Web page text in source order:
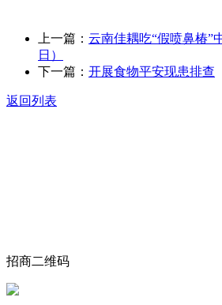
上一篇： 云南佳耦吃“假喷鼻椿”
日）
下一篇： 开展食物平安现患排查
返回列表
招商二维码